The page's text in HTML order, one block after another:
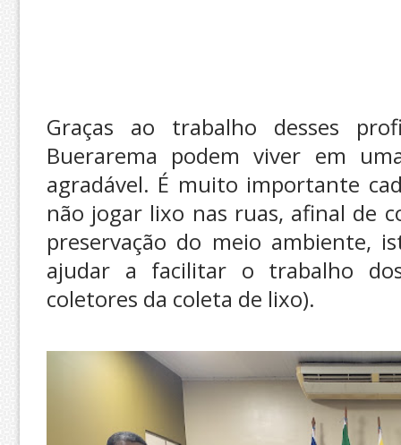
Graças ao trabalho desses
Buerarema podem viver em
agradável. É muito importante
não jogar lixo nas ruas, afinal de
preservação do meio ambiente,
ajudar a facilitar o trabalho
coletores da coleta de lixo).